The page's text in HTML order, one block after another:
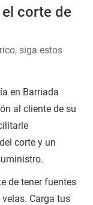
corte de
siga estos
en Barriada
al cliente de su
corte y un
de tener fuentes
Carga tus